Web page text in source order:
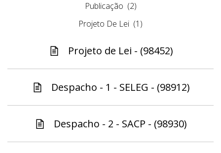
Publicação (2)
Projeto De Lei (1)
Projeto de Lei - (98452)
Despacho - 1 - SELEG - (98912)
Despacho - 2 - SACP - (98930)